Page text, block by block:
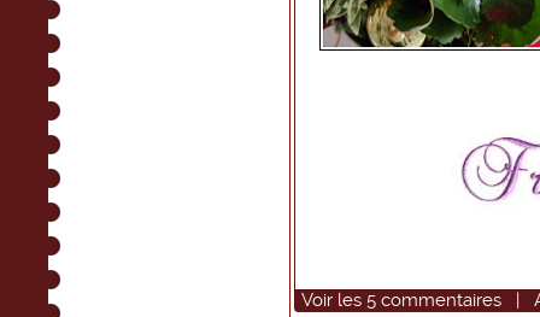
Voir les 5 commentaires